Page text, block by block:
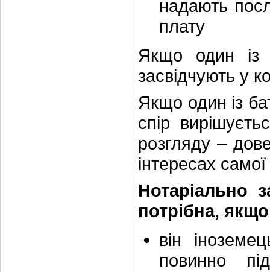
надають
плату
Якщо один із
засвідчують у
Якщо один із
спір
розгляду –
інтересах
Нотаріально
потрібна,
він
повинно